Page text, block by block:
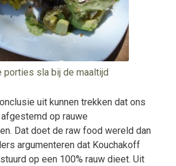
porties sla bij de maaltijd
uit kunnen trekken dat ons
op rauwe
Dat doet de raw food wereld dan
argumenteren dat Kouchakoff
op een 100% rauw dieet. Uit